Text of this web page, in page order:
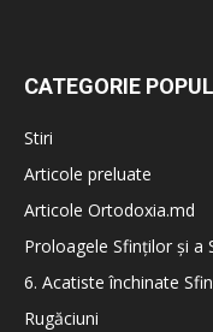
CATEGORIE
Stiri
Articole preluate
Articole Ortodoxia.md
Proloagele Sfinților și a
6. Acatiste închinate
Rugăciuni